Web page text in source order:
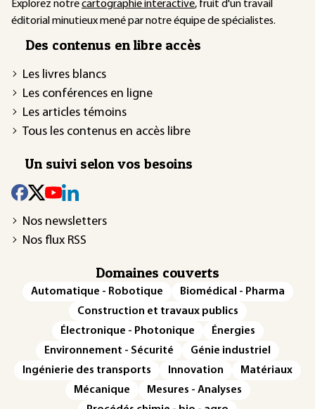
Explorez notrecartographie interactive, fruit d'un travail
éditorial minutieux mené par notre équipe de spécialistes.
Des contenus en libre accès
Les livres blancs
Les conférences en ligne
Les articles témoins
Tous les contenus en accès libre
Un suivi selon vos besoins
Nos newsletters
Nos flux RSS
Domaines couverts
Automatique - Robotique
Biomédical - Pharma
Construction et travaux publics
Électronique - Photonique
Énergies
Environnement - Sécurité
Génie industriel
Ingénierie des transports
Innovation
Matériaux
Mécanique
Mesures - Analyses